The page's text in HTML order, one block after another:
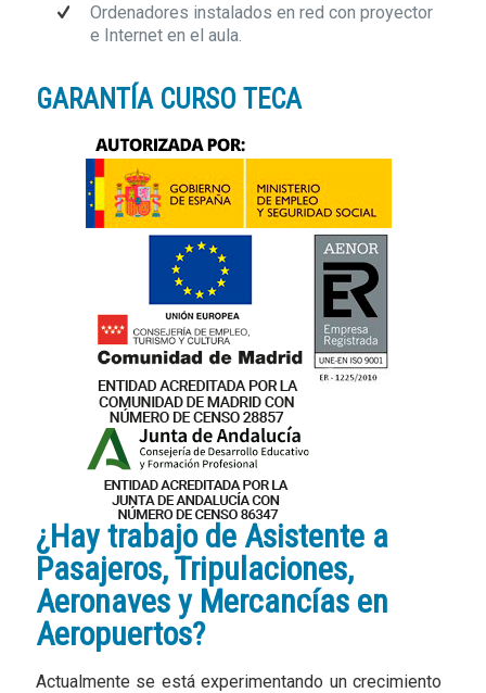
Ordenadores instalados en red con proyector
e Internet en el aula.
GARANTÍA CURSO TECA
¿Hay trabajo de Asistente a
Pasajeros, Tripulaciones,
Aeronaves y Mercancías en
Aeropuertos?
Actualmente se está experimentando un crecimiento